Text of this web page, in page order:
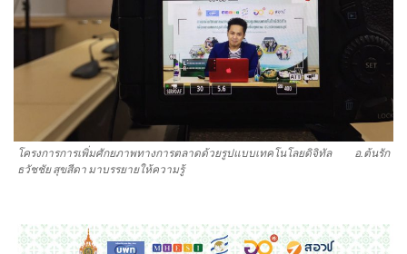
โครงการการเพิ่มศักยภาพทางการตลาดด้วยรูปแบบเทคโนโลยดิจิทัล อ.ต้นรัก
ธวัชชัย สุขสีดา มาบรรยายให้ความรู้